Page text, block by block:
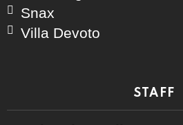
Snax
Villa Devoto
STAFF